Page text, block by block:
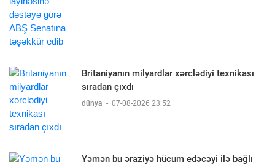
Britaniyanın milyardlar xərclədiyi texnikası
sıradan çıxdı
dünya - 07-08-2026 23:52
Yəmən bu əraziyə hücum edəcəyi ilə bağlı